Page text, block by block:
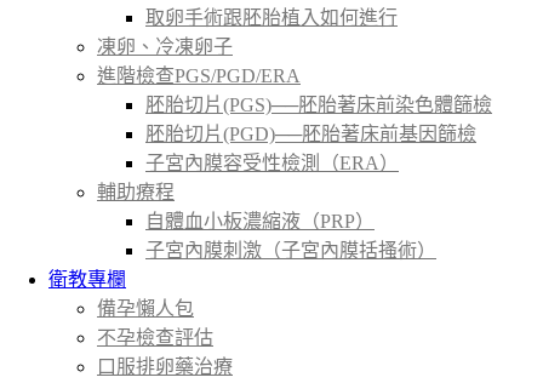
取卵手術跟胚胎植入如何進行
凍卵、冷凍卵子
進階檢查PGS/PGD/ERA
胚胎切片(PGS)──胚胎著床前染色體篩檢
胚胎切片(PGD)──胚胎著床前基因篩檢
子宮內膜容受性檢測（ERA）
輔助療程
自體血小板濃縮液（PRP）
子宮內膜刺激（子宮內膜括搔術）
衛教專欄
備孕懶人包
不孕檢查評估
口服排卵藥治療